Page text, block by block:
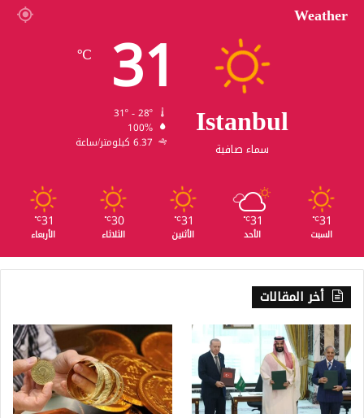
Weather
Istanbul
سماء صافية
31
℃
100%
6.37 كيلومتر/ساعة
31
℃
السبت
31
℃
الأحد
31
℃
الأثنين
30
℃
الثلاثاء
31
℃
الأربعاء
أخر المقالات